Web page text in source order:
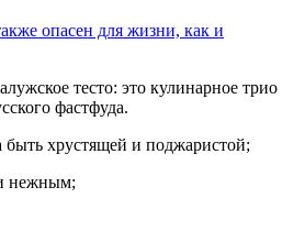
опасен для жизни, как и
тесто: это кулинарное трио
фастфуда.
хрустящей и поджаристой;
нежным;